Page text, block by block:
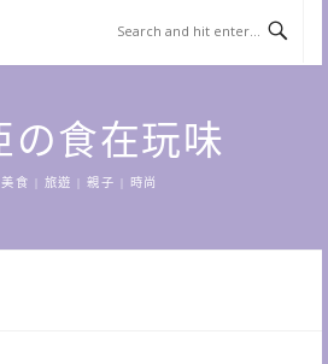
の食在玩味
食 | 旅遊 | 親子 | 時尚